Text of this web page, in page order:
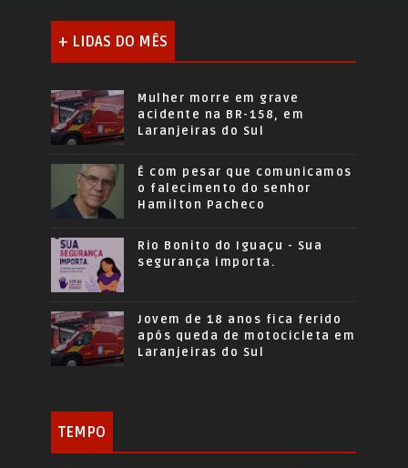
+ LIDAS DO MÊS
Mulher morre em grave
acidente na BR-158, em
Laranjeiras do Sul
É com pesar que comunicamos
o falecimento do senhor
Hamilton Pacheco
Rio Bonito do Iguaçu - Sua
segurança importa.
Jovem de 18 anos fica ferido
após queda de motocicleta em
Laranjeiras do Sul
TEMPO